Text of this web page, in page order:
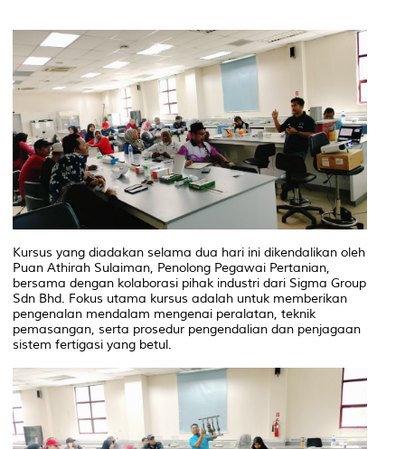
Kursus yang diadakan selama dua hari ini dikendalikan oleh
Puan Athirah Sulaiman, Penolong Pegawai Pertanian,
bersama dengan kolaborasi pihak industri dari Sigma Group
Sdn Bhd. Fokus utama kursus adalah untuk memberikan
pengenalan mendalam mengenai peralatan, teknik
pemasangan, serta prosedur pengendalian dan penjagaan
sistem fertigasi yang betul.